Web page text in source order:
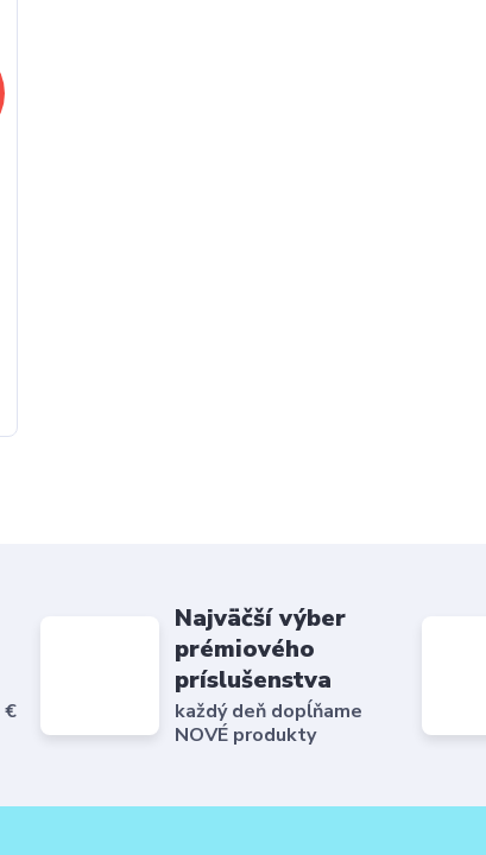
€
Najväčší výber
prémiového
príslušenstva
každý deň dopĺňame
NOVÉ produkty